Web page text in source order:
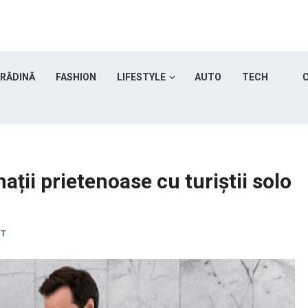
FASHION LIFESTYLE AUTO TECH
prietenoase cu turiștii solo